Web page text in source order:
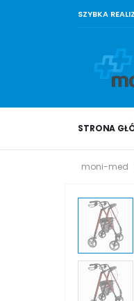
SZYBKA
STRONA
moni-med